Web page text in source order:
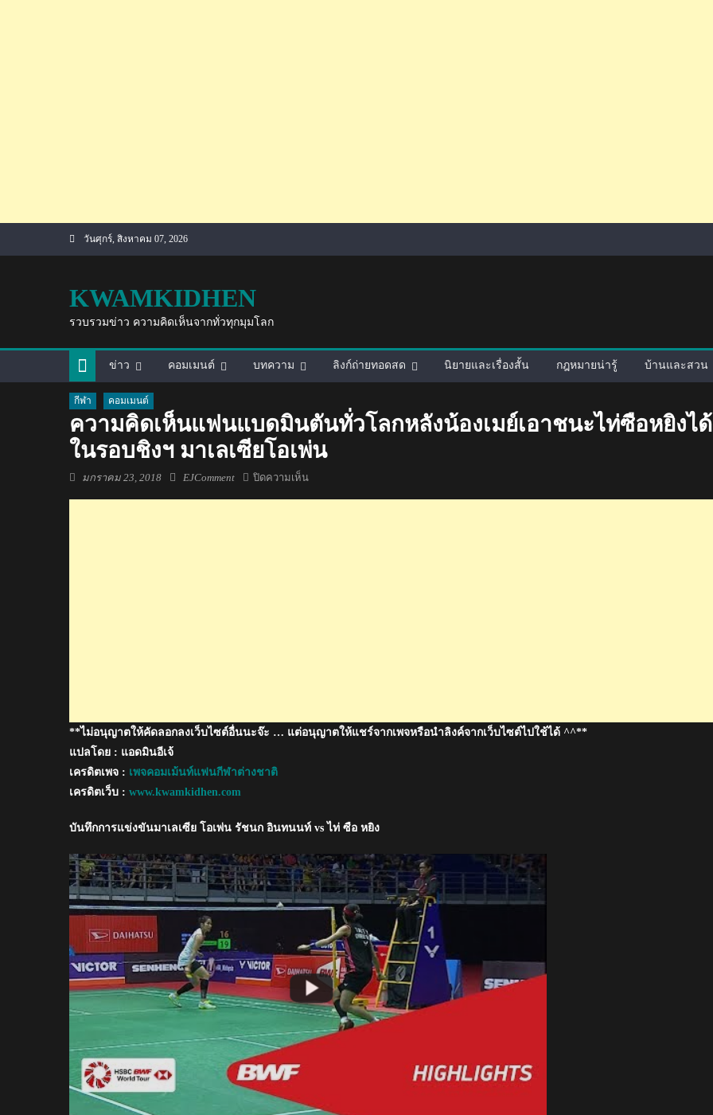
วันศุกร์, สิงหาคม 07, 2026
KWAMKIDHEN
รวบรวมข่าว ความคิดเห็นจากทั่วทุกมุมโลก
ข่าว คอมเมนต์ บทความ ลิงก์ถ่ายทอดสด นิยายและเรื่องสั้น กฎหมายน่ารู้ บ้านและสวน
กีฬา คอมเมนต์
ความคิดเห็นแฟนแบดมินตันทั่วโลกหลังน้องเมย์เอาชนะไท่ซือหยิงได้
ในรอบชิงฯ มาเลเซียโอเพ่น
Posted
มกราคม 23, 2018 Author
EJComment ปิดความเห็น
ยิง
มาเลเซีย
**ไม่อนุญาตให้คัดลอกลงเว็บไซต์อื่นนะจ๊ะ … แต่อนุญาตให้แชร์จากเพจหรือนำลิงค์จากเว็บไซต์ไปใช้ได้ ^^**
แปลโดย : แอดมินอีเจ้
เครดิตเพจ : เพจคอมเม้นท์แฟนกีฬาต่างชาติ
เครดิตเว็บ : www.kwamkidhen.com
บันทึกการแข่งขันมาเลเซีย โอเพ่น รัชนก อินทนนท์ vs ไท่ ซือ หยิง